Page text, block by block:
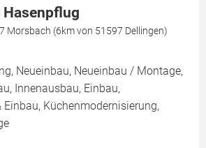
Hasenpflug
Morsbach (6km von 51597 Dellingen)
Neueinbau, Neueinbau / Montage,
Innenausbau, Einbau,
Küchenmodernisierung,